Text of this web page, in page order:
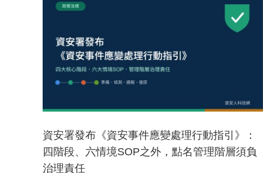
資安署發布《資安事件應變處理行動指引》：
四階段、六情境SOP之外，點名管理階層須負
治理責任